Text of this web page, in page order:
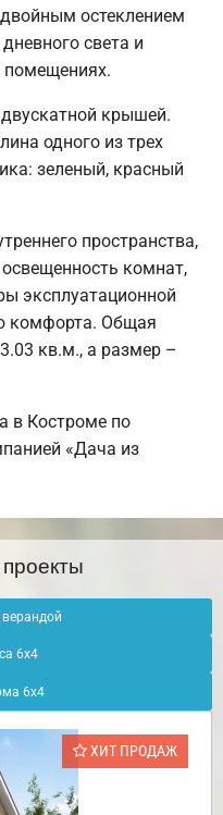
остеклением
света и
помещениях.
крышей.
одного из трех
зеленый, красный
пространства,
освещенность комнат,
эксплуатационной
комфорта. Общая
кв.м., а размер –
в Костроме по
«Дача из
6х4
6х4
ХИТ ПРОДАЖ